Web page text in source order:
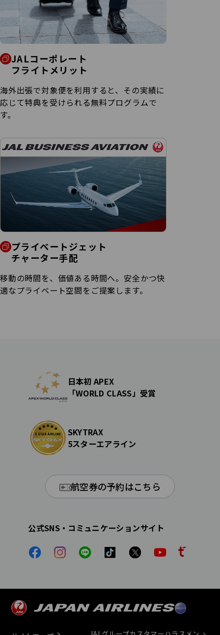
JALコーポレート
フライトメリッ ト
海外出張で対象便を利用すると、その実績に
応じて特典を受けられる無料プログラムで
す。
プライベートジェット
チャーター手配
移動の時間を、価値ある時間へ。安全かつ快
適なプライベート空間をご提案します。
日本初 APEX
「WORLD CLASS」受賞
SKYTRAX
5スターエアライン
航空券の予約はこちら
公式SNS・コミュニケーションサイト